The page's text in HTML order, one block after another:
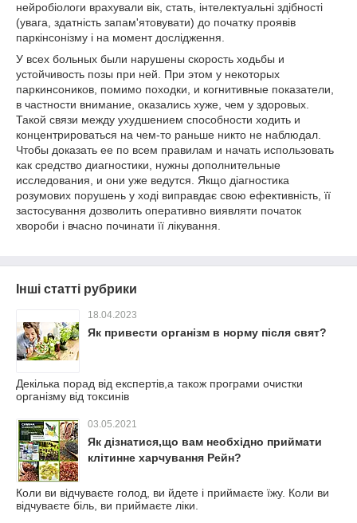
нейробіологи врахували вік, стать, інтелектуальні здібності
(увага, здатність запам'ятовувати) до початку проявів
паркінсонізму і на момент дослідження.
У всех больных были нарушены скорость ходьбы и
устойчивость позы при ней. При этом у некоторых
паркинсоников, помимо походки, и когнитивные показатели,
в частности внимание, оказались хуже, чем у здоровых.
Такой связи между ухудшением способности ходить и
концентрироваться на чем-то раньше никто не наблюдал.
Чтобы доказать ее по всем правилам и начать использовать
как средство диагностики, нужны дополнительные
исследования, и они уже ведутся. Якщо діагностика
розумових порушень у ході виправдає свою ефективність, її
застосування дозволить оперативно виявляти початок
хвороби і вчасно починати її лікування.
Інші статті рубрики
18.04.2023
Як привести організм в норму після свят?
Декілька порад від експертів,а також програми очистки
організму від токсинів
03.05.2021
Як дізнатися,що вам необхідно приймати
клітинне харчування Рейн?
Коли ви відчуваєте голод, ви йдете і приймаєте їжу. Коли ви
відчуваєте біль, ви приймаєте ліки.